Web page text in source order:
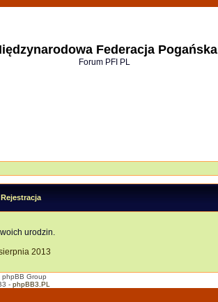
Federacja Pogańska
Forum PFI PL
urodzin.
2013
Group
- phpBB3.PL